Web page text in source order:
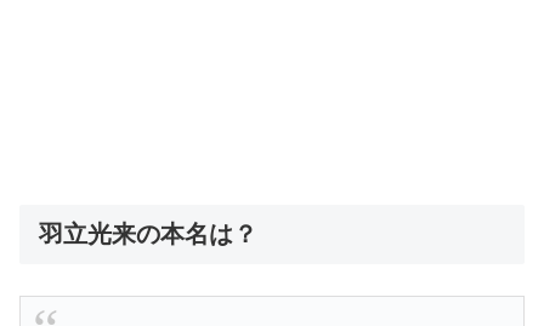
羽立光来の本名は？